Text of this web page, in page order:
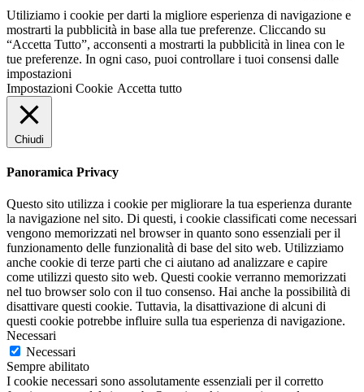
Utiliziamo i cookie per darti la migliore esperienza di navigazione e
mostrarti la pubblicità in base alla tue preferenze. Cliccando su
“Accetta Tutto”, acconsenti a mostrarti la pubblicità in linea con le
tue preferenze. In ogni caso, puoi controllare i tuoi consensi dalle
impostazioni
Impostazioni Cookie Accetta tutto
Chiudi
Panoramica Privacy
Questo sito utilizza i cookie per migliorare la tua esperienza durante
la navigazione nel sito. Di questi, i cookie classificati come necessari
vengono memorizzati nel browser in quanto sono essenziali per il
funzionamento delle funzionalità di base del sito web. Utilizziamo
anche cookie di terze parti che ci aiutano ad analizzare e capire
come utilizzi questo sito web. Questi cookie verranno memorizzati
nel tuo browser solo con il tuo consenso. Hai anche la possibilità di
disattivare questi cookie. Tuttavia, la disattivazione di alcuni di
questi cookie potrebbe influire sulla tua esperienza di navigazione.
Necessari
Necessari
Sempre abilitato
I cookie necessari sono assolutamente essenziali per il corretto